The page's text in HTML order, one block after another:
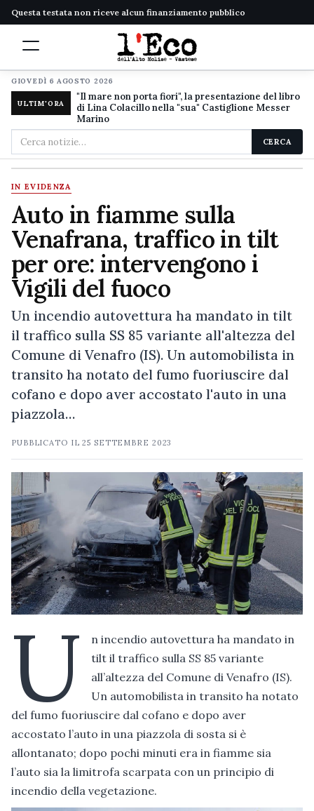
Questa testata non riceve alcun finanziamento pubblico
GIOVEDÌ 6 AGOSTO 2026
ULTIM'ORA
"Il mare non porta fiori", la presentazione del libro
di Lina Colacillo nella "sua" Castiglione Messer
Marino
Cerca
nel
sito
CERCA
IN EVIDENZA
Auto in fiamme sulla
Venafrana, traffico in tilt
per ore: intervengono i
Vigili del fuoco
Un incendio autovettura ha mandato in tilt
il traffico sulla SS 85 variante all'altezza del
Comune di Venafro (IS). Un automobilista in
transito ha notato del fumo fuoriuscire dal
cofano e dopo aver accostato l'auto in una
piazzola…
PUBBLICATO IL25 SETTEMBRE 2023
U
n incendio autovettura ha mandato in
tilt il traffico sulla SS 85 variante
all’altezza del Comune di Venafro (IS).
Un automobilista in transito ha notato
del fumo fuoriuscire dal cofano e dopo aver
accostato l’auto in una piazzola di sosta si è
allontanato; dopo pochi minuti era in fiamme sia
l’auto sia la limitrofa scarpata con un principio di
incendio della vegetazione.